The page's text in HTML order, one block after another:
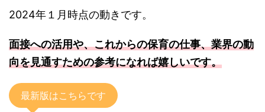
2024年１月時点の動きです。
面接への活用や、これからの保育の仕事、業界の動
向を見通すための参考になれば嬉しいです。
最新版はこちらです